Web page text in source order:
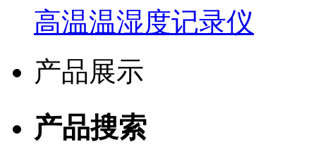
高温温湿度记录仪
产品展示
产品搜索